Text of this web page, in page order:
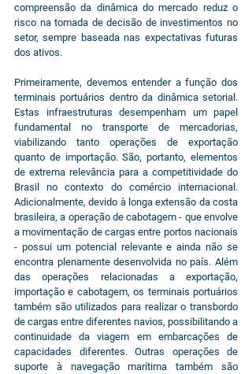
compreensão da dinâmica do mercado reduz o
risco na tomada de decisão de investimentos no
setor, sempre baseada nas expectativas futuras
dos ativos.
Primeiramente, devemos entender a função dos
terminais portuários dentro da dinâmica setorial.
Estas infraestruturas desempenham um papel
fundamental no transporte de mercadorias,
viabilizando tanto operações de exportação
quanto de importação. São, portanto, elementos
de extrema relevância para a competitividade do
Brasil no contexto do comércio internacional.
Adicionalmente, devido à longa extensão da costa
brasileira, a operação de cabotagem - que envolve
a movimentação de cargas entre portos nacionais
- possui um potencial relevante e ainda não se
encontra plenamente desenvolvida no país. Além
das operações relacionadas a exportação,
importação e cabotagem, os terminais portuários
também são utilizados para realizar o transbordo
de cargas entre diferentes navios, possibilitando a
continuidade da viagem em embarcações de
capacidades diferentes. Outras operações de
suporte à navegação marítima também são